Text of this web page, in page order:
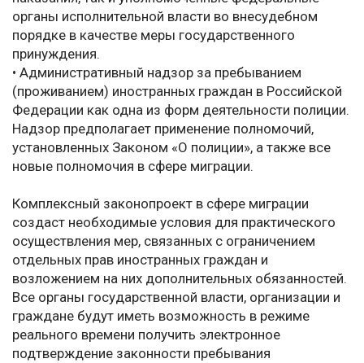
органы исполнительной власти во внесудебном
порядке в качестве меры государственного
принуждения.
• Административный надзор за пребыванием
(проживанием) иностранных граждан в Российской
Федерации как одна из форм деятельности полиции.
Надзор предполагает применение полномочий,
установленных Законом «О полиции», а также все
новые полномочия в сфере миграции.
Комплексный законопроект в сфере миграции
создаст необходимые условия для практического
осуществления мер, связанных с ограничением
отдельных прав иностранных граждан и
возложением на них дополнительных обязанностей.
Все органы государственной власти, организации и
граждане будут иметь возможность в режиме
реального времени получить электронное
подтверждение законности пребывания